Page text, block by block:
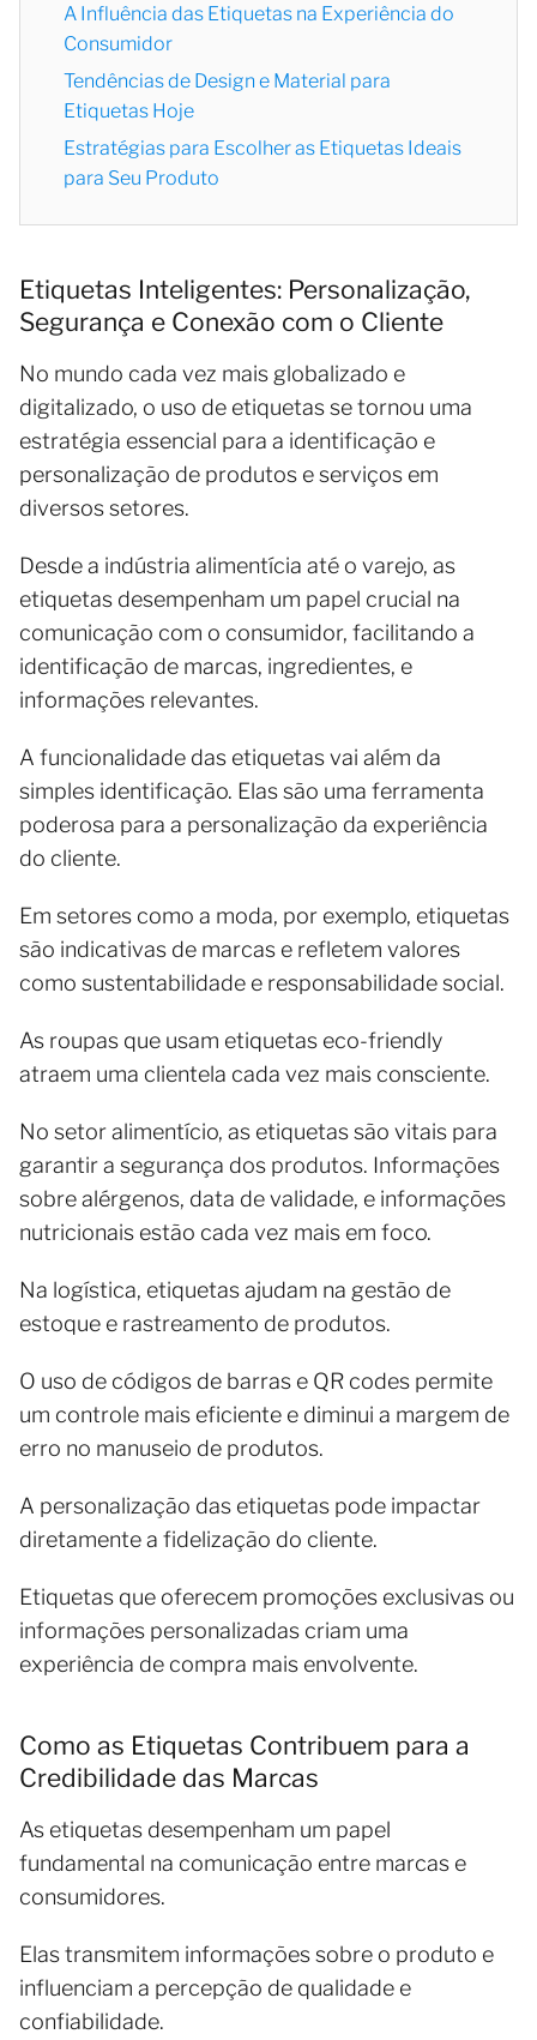
A Influência das Etiquetas na Experiência do
Consumidor
Tendências de Design e Material para
Etiquetas Hoje
Estratégias para Escolher as Etiquetas Ideais
para Seu Produto
Etiquetas Inteligentes: Personalização,
Segurança e Conexão com o Cliente
No mundo cada vez mais globalizado e
digitalizado, o uso de etiquetas se tornou uma
estratégia essencial para a identificação e
personalização de produtos e serviços em
diversos setores.
Desde a indústria alimentícia até o varejo, as
etiquetas desempenham um papel crucial na
comunicação com o consumidor, facilitando a
identificação de marcas, ingredientes, e
informações relevantes.
A funcionalidade das etiquetas vai além da
simples identificação. Elas são uma ferramenta
poderosa para a personalização da experiência
do cliente.
Em setores como a moda, por exemplo, etiquetas
são indicativas de marcas e refletem valores
como sustentabilidade e responsabilidade social.
As roupas que usam etiquetas eco-friendly
atraem uma clientela cada vez mais consciente.
No setor alimentício, as etiquetas são vitais para
garantir a segurança dos produtos. Informações
sobre alérgenos, data de validade, e informações
nutricionais estão cada vez mais em foco.
Na logística, etiquetas ajudam na gestão de
estoque e rastreamento de produtos.
O uso de códigos de barras e QR codes permite
um controle mais eficiente e diminui a margem de
erro no manuseio de produtos.
A personalização das etiquetas pode impactar
diretamente a fidelização do cliente.
Etiquetas que oferecem promoções exclusivas ou
informações personalizadas criam uma
experiência de compra mais envolvente.
Como as Etiquetas Contribuem para a
Credibilidade das Marcas
As etiquetas desempenham um papel
fundamental na comunicação entre marcas e
consumidores.
Elas transmitem informações sobre o produto e
influenciam a percepção de qualidade e
confiabilidade.